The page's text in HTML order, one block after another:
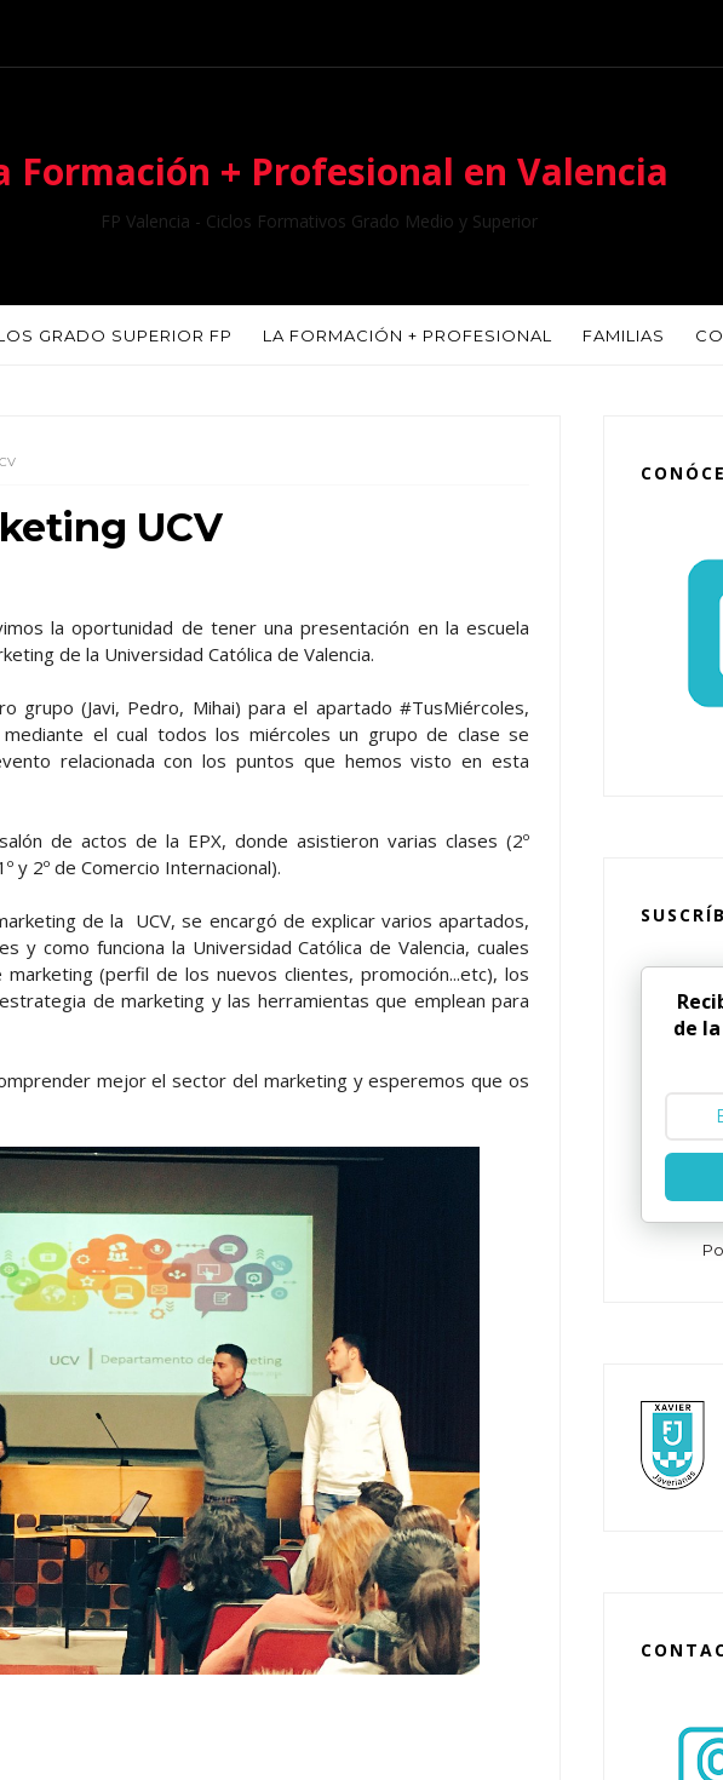
Formación + Profesional en Valencia
FP Valencia - Ciclos Formativos Grado Medio y Superior
GRADO SUPERIOR FP LA FORMACIÓN + PROFESIONAL FAMILIAS
UCV
la oportunidad de tener una presentación en la escuela
de la Universidad Católica de Valencia.
grupo (Javi, Pedro, Mihai) para el apartado #TusMiércoles,
el cual todos los miércoles un grupo de clase se
relacionada con los puntos que hemos visto en esta
de actos de la EPX, donde asistieron varias clases (2º
y 2º de Comercio Internacional).
de la UCV, se encargó de explicar varios apartados,
y como funciona la Universidad Católica de Valencia, cuales
(perfil de los nuevos clientes, promoción...etc), los
de marketing y las herramientas que emplean para
mejor el sector del marketing y esperemos que os
de la